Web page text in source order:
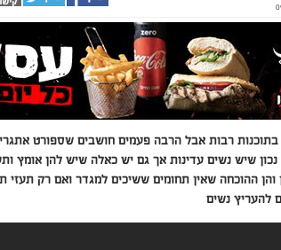
בתוכנות רבות אבל הרבה פעמים חושבים שספורט
נכון שיש נשים עדינות אך גם יש כאלה שיש להן אומץ
והן ההוכחה שאין תחומים ששיכים למגדר ואם רק תעזי
להעריץ נשים